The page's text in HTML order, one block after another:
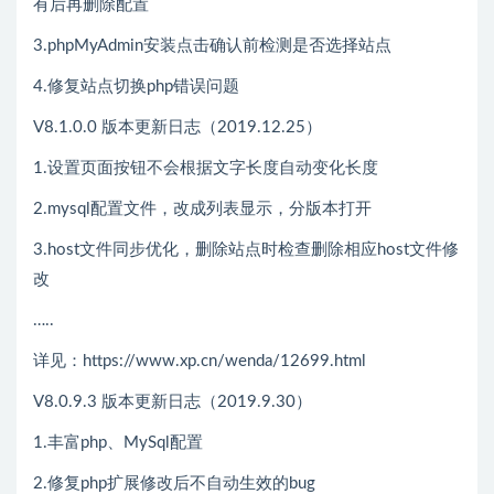
有后再删除配置
3.phpMyAdmin安装点击确认前检测是否选择站点
4.修复站点切换php错误问题
V8.1.0.0 版本更新日志（2019.12.25）
1.设置页面按钮不会根据文字长度自动变化长度
2.mysql配置文件，改成列表显示，分版本打开
3.host文件同步优化，删除站点时检查删除相应host文件修
改
…..
详见：https://www.xp.cn/wenda/12699.html
V8.0.9.3 版本更新日志（2019.9.30）
1.丰富php、MySql配置
2.修复php扩展修改后不自动生效的bug